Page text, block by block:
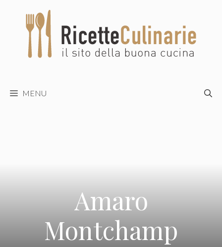
contenuto
MENU
Amaro
Montchamp